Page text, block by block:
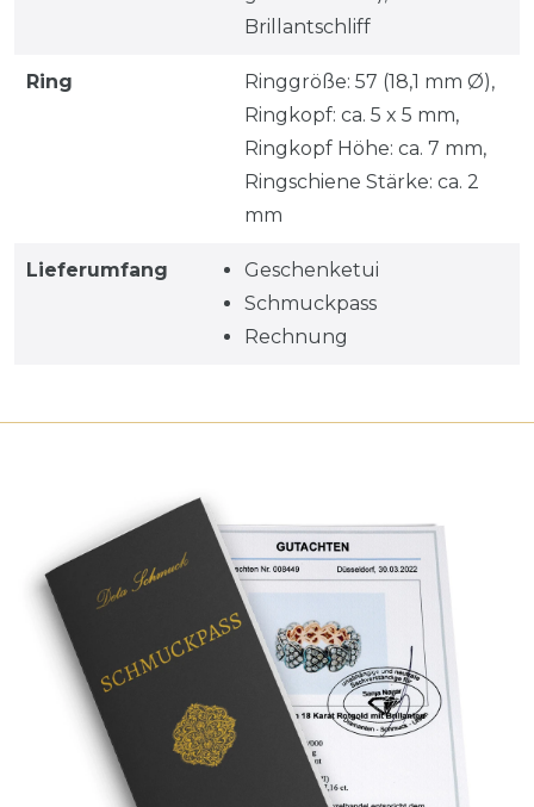
Brillantschliff
Ring
Ringgröße: 57 (18,1 mm Ø),
Ringkopf: ca. 5 x 5 mm,
Ringkopf Höhe: ca. 7 mm,
Ringschiene Stärke: ca. 2
mm
Lieferumfang
Geschenketui
Schmuckpass
Rechnung